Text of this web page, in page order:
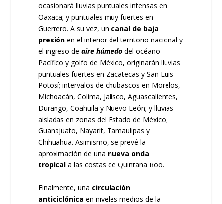
ocasionará lluvias puntuales intensas en
Oaxaca; y puntuales muy fuertes en
Guerrero. A su vez, un canal de baja
presiónen el interior del territorio nacional y
el ingreso de aire húmedodel océano
Pacífico y golfo de México, originarán lluvias
puntuales fuertes en Zacatecas y San Luis
Potosí; intervalos de chubascos en Morelos,
Michoacán, Colima, Jalisco, Aguascalientes,
Durango, Coahuila y Nuevo León; y lluvias
aisladas en zonas del Estado de México,
Guanajuato, Nayarit, Tamaulipas y
Chihuahua. Asimismo, se prevé la
aproximación de una nueva onda
tropicala las costas de Quintana Roo.
Finalmente, una circulación
anticiclónica en niveles medios de la